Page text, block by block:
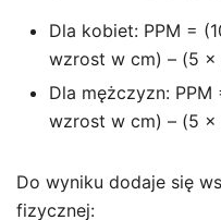
Dla kobiet: PPM =
wzrost w cm) – (5 ×
Dla mężczyzn:
wzrost w cm) – (5
Do wyniku dodaje się
fizycznej: